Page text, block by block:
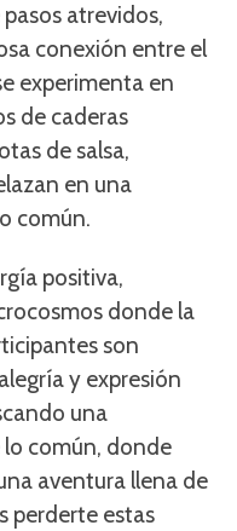
atrevidos,
conexión entre el
experimenta en
de caderas
de salsa,
en una
común.
positiva,
donde la
son
y expresión
una
lo común, donde
aventura llena de
perderte estas